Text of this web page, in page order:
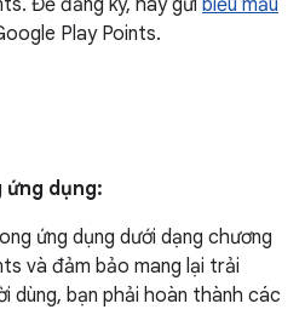
Để đăng ký, hãy gửi biểu mẫu
Play Points.
dụng:
ứng dụng dưới dạng chương
và đảm bảo mang lại trải
dùng, bạn phải hoàn thành các